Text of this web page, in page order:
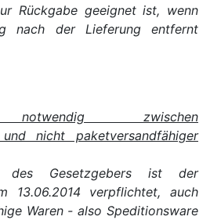
Rückgabe geeignet ist, wenn
nach der Lieferung entfernt
notwendig zwischen
nicht paketversandfähiger
des Gesetzgebers ist der
13.06.2014 verpflichtet, auch
Waren - also Speditionsware